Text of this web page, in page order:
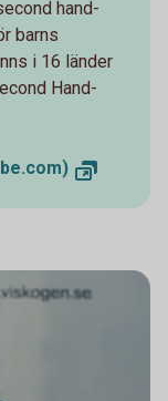
hand-
barns
i 16 länder
Hand-